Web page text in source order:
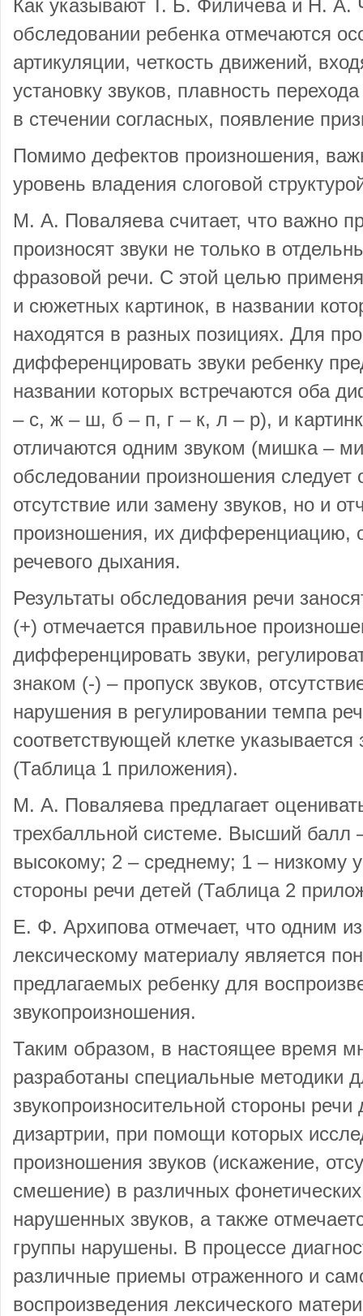
Как указывают Т. Б. Филичева и Н. А.
обследовании ребенка отмечаются
артикуляции, четкость движений,
установку звуков, плавность
в стечении согласных, появление
Помимо дефектов произношения,
уровень владения слоговой
М. А. Поваляева считает, что важно
произносят звуки не только в
фразовой речи. С этой целью
и сюжетных картинок, в названии
находятся в разных позициях. Для
дифференцировать звуки ребенку
названии которых встречаются оба
– с, ж – ш, б – п, г – к, л – р), и
отличаются одним звуком (мишка –
обследовании произношения следует
отсутствие или замену звуков, но и
произношения, их дифференциацию,
речевого дыхания.
Результаты обследования речи
(+) отмечается правильное
дифференцировать звуки,
знаком (-) – пропуск звуков,
нарушения в регулировании темпа
соответствующей клетке указывается
(Таблица 1 приложения).
М. А. Поваляева предлагает
трехбалльной системе. Высший балл
высокому; 2 – среднему; 1 – низкому
стороны речи детей (Таблица 2
Е. Ф. Архипова отмечает, что одним
лексическому материалу является
предлагаемых ребенку для
звукопроизношения.
Таким образом, в настоящее время
разработаны специальные методики
звукопроизносительной стороны
дизартрии, при помощи которых
произношения звуков (искажение,
смешение) в различных
нарушенных звуков, а также
группы нарушены. В процессе
различные приемы отраженного и
воспроизведения лексического